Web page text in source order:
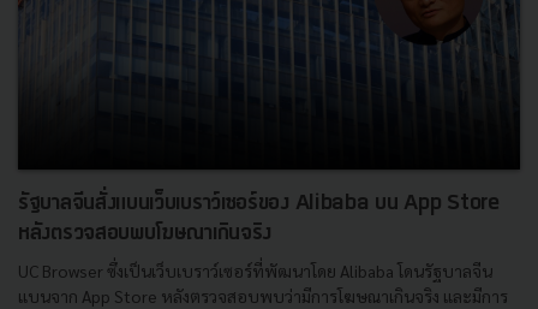
รัฐบาลจีนสั่งแบนเว็บเบราว์เซอร์ของ Alibaba บน App Store
หลังตรวจสอบพบโฆษณาเกินจริง
UC Browser ซึ่งเป็นเว็บเบราว์เซอร์ที่พัฒนาโดย Alibaba โดนรัฐบาลจีน
แบนจาก App Store หลังตรวจสอบพบว่ามีการโฆษณาเกินจริง และมีการ